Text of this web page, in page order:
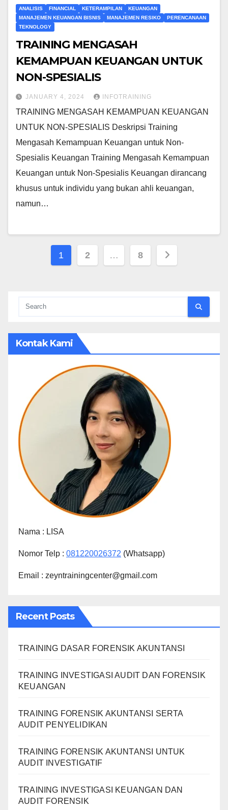
ANALISIS FINANCIAL KETERAMPILAN
KEUANGAN
MANAJEMEN KEUANGAN BISNIS
MANAJEMEN RESIKO
PERENCANAAN
TEKNOLOGY
TRAINING MENGASAH
KEMAMPUAN KEUANGAN UNTUK
NON-SPESIALIS
JANUARY 4, 2024 INFOTRAINING
TRAINING MENGASAH KEMAMPUAN KEUANGAN
UNTUK NON-SPESIALIS Deskripsi Training
Mengasah Kemampuan Keuangan untuk Non-
Spesialis Keuangan Training Mengasah Kemampuan
Keuangan untuk Non-Spesialis Keuangan dirancang
khusus untuk individu yang bukan ahli keuangan,
namun…
Posts
1 2 … 8
Kontak Kami
Nama : LISA
Nomor Telp : 081220026372 (Whatsapp)
Email : zeyntrainingcenter@gmail.com
Recent Posts
TRAINING DASAR FORENSIK AKUNTANSI
TRAINING INVESTIGASI AUDIT DAN FORENSIK
KEUANGAN
TRAINING FORENSIK AKUNTANSI SERTA
AUDIT PENYELIDIKAN
TRAINING FORENSIK AKUNTANSI UNTUK
AUDIT INVESTIGATIF
TRAINING INVESTIGASI KEUANGAN DAN
AUDIT FORENSIK